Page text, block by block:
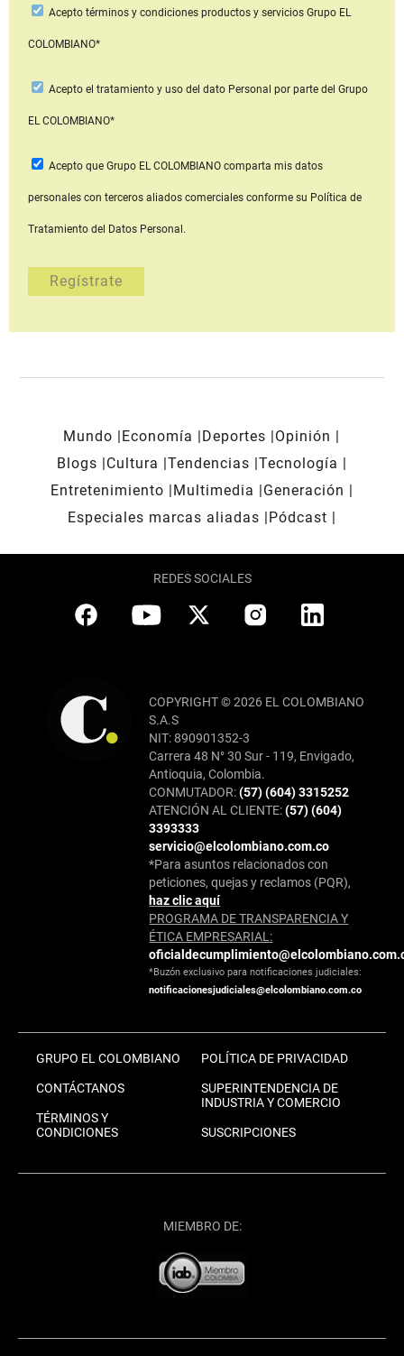
Aceptotérminos y condiciones productos y serviciosGrupo EL
COLOMBIANO*
Acepto el tratamiento y uso del dato Personal por parte del Grupo
EL COLOMBIANO*
Acepto que Grupo EL COLOMBIANOcomparta mis datos
personales con terceros aliados comerciales conforme su Política de
Tratamiento del Datos Personal.
Mundo Economía Deportes
Opinión
Blogs
Cultura Tendencias Tecnología
Entretenimiento
Multimedia
Generación
Especiales marcas aliadas
Pódcast
REDES SOCIALES
COPYRIGHT © 2026 EL COLOMBIANO
S.A.S
NIT: 890901352-3
Carrera 48 N° 30 Sur - 119, Envigado,
Antioquia, Colombia.
CONMUTADOR:(57) (604) 3315252
ATENCIÓN AL CLIENTE:(57) (604)
3393333
servicio@elcolombiano.com.co
*Para asuntos relacionados con
peticiones, quejas y reclamos (PQR),
haz clic aquí
PROGRAMA DE TRANSPARENCIA Y
ÉTICA EMPRESARIAL:
*Buzón exclusivo para notificaciones judiciales:
notificacionesjudiciales@elcolombiano.com.co
GRUPO EL COLOMBIANO
CONTÁCTANOS
TÉRMINOS Y
CONDICIONES
POLÍTICA DE PRIVACIDAD
SUPERINTENDENCIA DE
INDUSTRIA Y COMERCIO
SUSCRIPCIONES
MIEMBRO DE: